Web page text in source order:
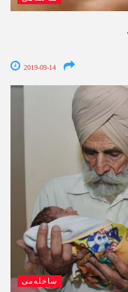
2019-09-14
ساخلەمی